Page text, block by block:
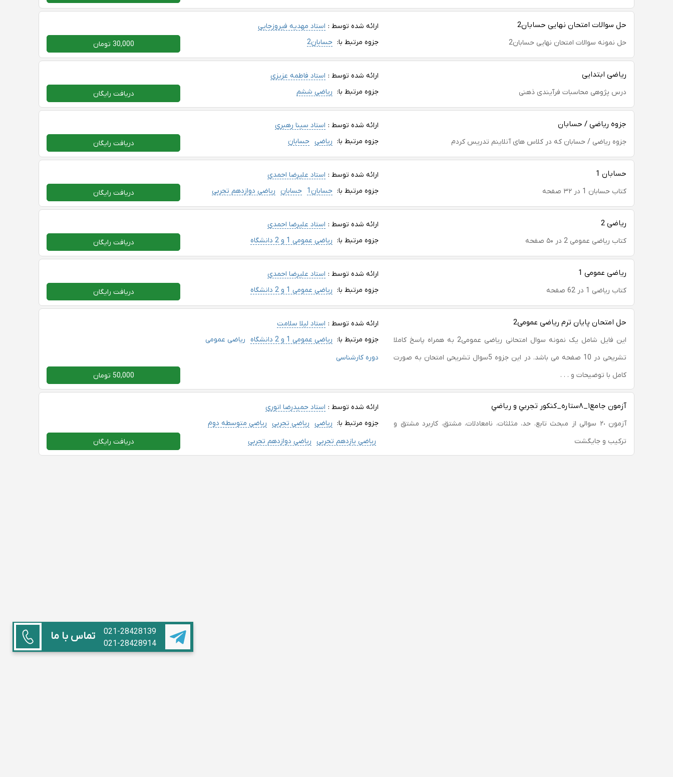
تماس با ما
021-28428139
021-28428914
حل سوالات امتحان نهایی حسابان2
حل نمونه سوالات امتحان نهایی حسابان2
ارائه شده توسط : استاد مهدیه فیروزجایی
جزوه مرتبط با: حسابان2 30,000 تومان
ریاضی ابتدایی
درس پژوهی محاسبات فرآیندی ذهنی
ارائه شده توسط : استاد فاطمه عزیزی
جزوه مرتبط با: ریاضی ششم دریافت رایگان
جزوه ریاضی / حسابان
جزوه ریاضی / حسابان که در کلاس های آنلاینم تدریس کردم
ارائه شده توسط : استاد سینا رهبری
جزوه مرتبط با: ریاضی حسابان دریافت رایگان
حسابان 1
کتاب حسابان 1 در ۳۲ صفحه
ارائه شده توسط : استاد علیرضا احمدی
جزوه مرتبط با: حسابان1 حسابان ریاضی دوازدهم تجربی دریافت رایگان
ریاضی 2
کتاب ریاضی عمومی 2 در ۵۰ صفحه
ارائه شده توسط : استاد علیرضا احمدی
جزوه مرتبط با: ریاضی عمومی 1 و 2 دانشگاه دریافت رایگان
ریاضی عمومی 1
کتاب ریاضی 1 در 62 صفحه
ارائه شده توسط : استاد علیرضا احمدی
جزوه مرتبط با: ریاضی عمومی 1 و 2 دانشگاه دریافت رایگان
حل امتحان پایان ترم ریاضی عمومی2
این فایل شامل یک نمونه سوال امتحانی ریاضی عمومی2 به همراه پاسخ کاملا
تشریحی در 10 صفحه می باشد. در این جزوه 5سوال تشریحی امتحان به صورت
کامل با توضیحات و . . .
ارائه شده توسط : استاد لیلا سلامت
جزوه مرتبط با: ریاضی عمومی 1 و 2 دانشگاه
ریاضی عمومی
دوره کارشناسی
50,000 تومان
آزمون جامع١_٨ستاره_كنكور تجربي و رياضي
آزمون ٢٠ سوالی از مبحث تابع، حد، مثلثات، نامعادلات، مشتق، کاربرد مشتق و
ترکیب و جایگشت
ارائه شده توسط : استاد حمیدرضا انوری
جزوه مرتبط با: ریاضی ریاضی تجربی
ریاضی متوسطه دوم
ریاضی یازدهم تجربی
ریاضی دوازدهم تجربی دریافت رایگان